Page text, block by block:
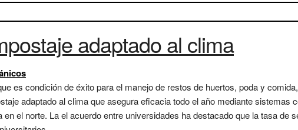
adaptado al clima
es condición de éxito para el manejo de restos de huertos, poda y
adaptado al clima que asegura eficacia todo el año mediante sistemas
el norte. La el acuerdo entre universidades ha destacado que la tasa de